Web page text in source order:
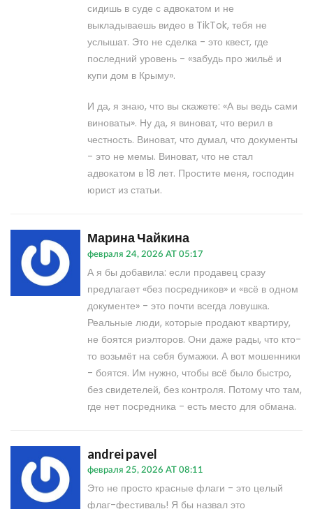
сидишь в суде с адвокатом и не
выкладываешь видео в TikTok, тебя не
услышат. Это не сделка - это квест, где
последний уровень - «забудь про жильё и
купи дом в Крыму».
И да, я знаю, что вы скажете: «А вы ведь сами
виноваты». Ну да, я виноват, что верил в
честность. Виноват, что думал, что документы
- это не мемы. Виноват, что не стал
адвокатом в 18 лет. Простите меня, господин
юрист из статьи.
Марина Чайкина
февраля 24, 2026 AT 05:17
А я бы добавила: если продавец сразу
предлагает «без посредников» и «всё в одном
документе» - это почти всегда ловушка.
Реальные люди, которые продают квартиру,
не боятся риэлторов. Они даже рады, что кто-
то возьмёт на себя бумажки. А вот мошенники
- боятся. Им нужно, чтобы всё было быстро,
без свидетелей, без контроля. Потому что там,
где нет посредника - есть место для обмана.
andrei pavel
февраля 25, 2026 AT 08:11
Это не просто красные флаги - это целый
флаг-фестиваль! Я бы назвал это